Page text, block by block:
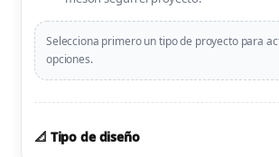
Selecciona primero un tipo de proyecto para
opciones.
📐 Tipo de diseño